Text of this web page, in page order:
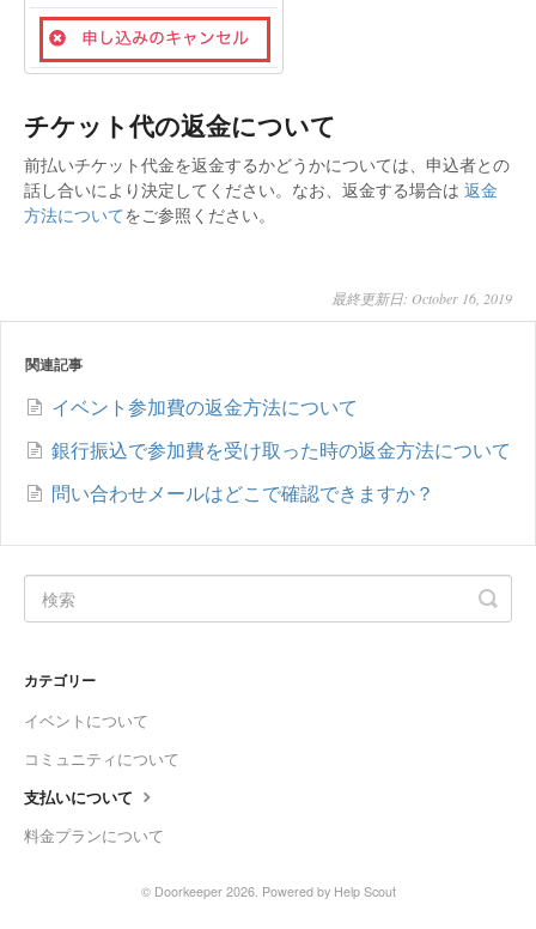
チケット代の返金について
前払いチケット代金を返金するかどうかについては、申込者との
話し合いにより決定してください。なお、返金する場合は 返金
方法についてをご参照ください。
最終更新日: October 16, 2019
関連記事
イベント参加費の返金方法について
銀行振込で参加費を受け取った時の返金方法について
問い合わせメールはどこで確認できますか？
カテゴリー
イベントについて
コミュニティについて
支払いについて
料金プランについて
© Doorkeeper2026. Powered by Help Scout